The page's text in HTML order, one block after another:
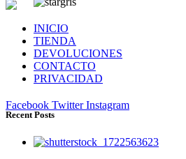
INICIO
TIENDA
DEVOLUCIONES
CONTACTO
PRIVACIDAD
Facebook Twitter Instagram
Recent Posts